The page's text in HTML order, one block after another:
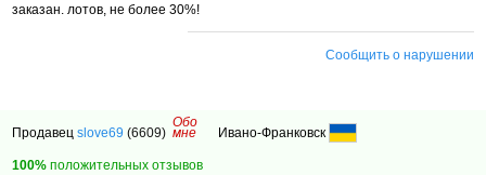
заказан. лотов, не более 30%!
Сообщить о нарушении
Продавецslove69 (6609)
Обо
мне Ивано-Франковск
100% положительных отзывов